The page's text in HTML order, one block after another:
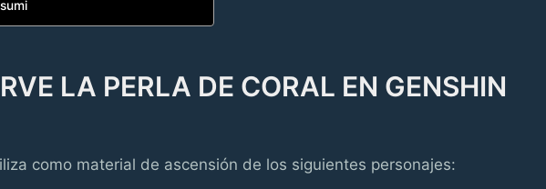
LA PERLA DE CORAL EN GENSHIN
como material de ascensión de los siguientes personajes: